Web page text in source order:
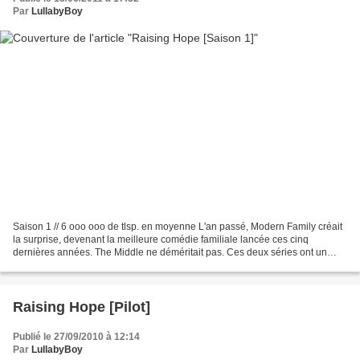
Par LullabyBoy
Saison 1 // 6 ooo ooo de tlsp. en moyenne L'an passé, Modern Family créait
la surprise, devenant la meilleure comédie familiale lancée ces cinq
dernières années. The Middle ne déméritait pas. Ces deux séries ont un
Raising Hope [Pilot]
Publié le 27/09/2010 à 12:14
Par LullabyBoy